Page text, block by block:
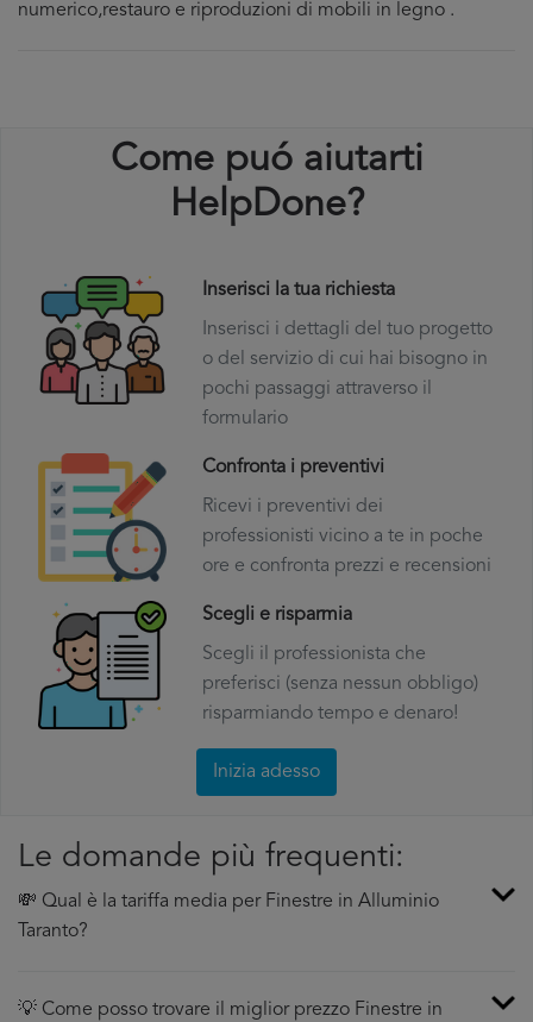
numerico,restauro e riproduzioni di mobili in legno .
Come puó aiutarti
HelpDone?
Inserisci la tua richiesta
Inserisci i dettagli del tuo progetto
o del servizio di cui hai bisogno in
pochi passaggi attraverso il
formulario
Confronta i preventivi
Ricevi i preventivi dei
professionisti vicino a te in poche
ore e confronta prezzi e recensioni
Scegli e risparmia
Scegli il professionista che
preferisci (senza nessun obbligo)
risparmiando tempo e denaro!
Inizia adesso
Le domande più frequenti:
💸 Qual è la tariffa media per Finestre in Alluminio
Taranto?
💡 Come posso trovare il miglior prezzo Finestre in